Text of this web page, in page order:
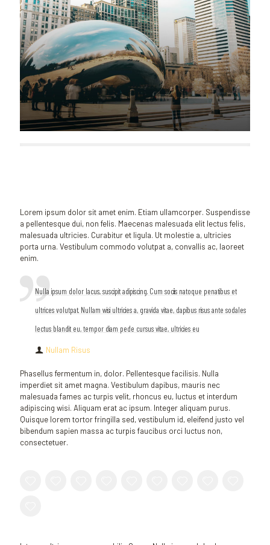
Lorem ipsum dolor sit amet enim. Etiam ullamcorper. Suspendisse
a pellentesque dui, non felis. Maecenas malesuada elit lectus felis,
malesuada ultricies. Curabitur et ligula. Ut molestie a, ultricies
porta urna. Vestibulum commodo volutpat a, convallis ac, laoreet
enim.
Nulla ipsum dolor lacus, suscipit adipiscing. Cum sociis natoque penatibus et
ultrices volutpat. Nullam wisi ultricies a, gravida vitae, dapibus risus ante sodales
lectus blandit eu, tempor diam pede cursus vitae, ultricies eu
Nullam Risus
Phasellus fermentum in, dolor. Pellentesque facilisis. Nulla
imperdiet sit amet magna. Vestibulum dapibus, mauris nec
malesuada fames ac turpis velit, rhoncus eu, luctus et interdum
adipiscing wisi. Aliquam erat ac ipsum. Integer aliquam purus.
Quisque lorem tortor fringilla sed, vestibulum id, eleifend justo vel
bibendum sapien massa ac turpis faucibus orci luctus non,
consectetuer.